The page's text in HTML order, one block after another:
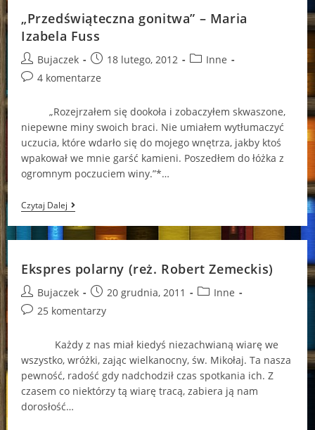
Charakter…
„Przedświąteczna gonitwa” – Maria
Izabela Fuss
Post
author:
Bujaczek
Post
published:
18 lutego, 2012
PostInne
Post4 komentarze
„Rozejrzałem się dookoła i zobaczyłem skwaszone,
niepewne miny swoich braci. Nie umiałem wytłumaczyć
uczucia, które wdarło się do mojego wnętrza, jakby ktoś
wpakował we mnie garść kamieni. Poszedłem do łóżka z
ogromnym poczuciem winy.”*…
Czytaj Dalej„Przedświąteczna
Gonitwa”
–
Maria
Ekspres polarny (reż. Robert Zemeckis)
Post
author:
Bujaczek
Post
published:
20 grudnia, 2011
PostInne
Post25 komentarzy
Każdy z nas miał kiedyś niezachwianą wiarę we
wszystko, wróżki, zając wielkanocny, św. Mikołaj. Ta nasza
pewność, radość gdy nadchodził czas spotkania ich. Z
czasem co niektórzy tą wiarę tracą, zabiera ją nam
dorosłość…